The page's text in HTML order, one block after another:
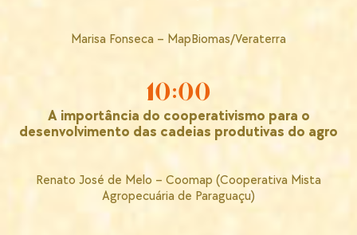
Marisa Fonseca – MapBiomas/Veraterra
10:00
A importância do cooperativismo para o
desenvolvimento das cadeias produtivas do agro
Renato José de Melo – Coomap (Cooperativa Mista
Agropecuária de Paraguaçu)